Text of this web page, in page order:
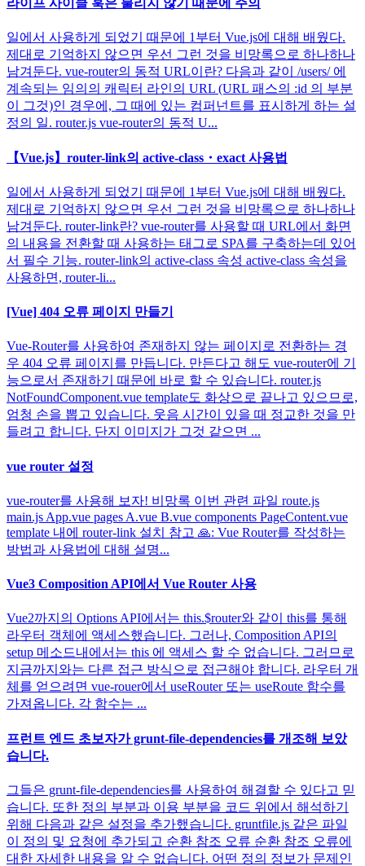
라이프 사이클 훅은 불리지 않기 때문에 주의
일에서 사용하게 되었기 때문에 1부터 Vue.js에 대해 배웠다.
제대로 기억하지 않으면 우선 그런 것을 비망록으로 하나하나
남겨둔다. vue-router의 동적 URL이란? 다음과 같이 /users/ 에
계속되는 임의의 캐릭터 라인의 URL (URL 패스의 :id 의 부분
이 그것)인 경우에, 그 때에 있는 컴퍼넌트를 표시하게 하는 설
정의 일. router.js vue-router의 동적 U...
【Vue.js】router-link의 active-class・exact 사용법
일에서 사용하게 되었기 때문에 1부터 Vue.js에 대해 배웠다.
제대로 기억하지 않으면 우선 그런 것을 비망록으로 하나하나
남겨둔다. router-link란? vue-router를 사용할 때 URL에서 화면
의 내용을 전환할 때 사용하는 태그로 SPA를 구축하는데 있어
서 필수 기능. router-link의 active-class 속성 active-class 속성을
사용하면, router-li...
[Vue] 404 오류 페이지 만들기
Vue-Router를 사용하여 존재하지 않는 페이지로 전환하는 경
우 404 오류 페이지를 만듭니다. 만든다고 해도 vue-router에 기
능으로서 존재하기 때문에 바로 할 수 있습니다. router.js
NotFoundComponent.vue template도 화상으로 끝나고 있으므로,
엄청 손을 뽑고 있습니다. 웃음 시간이 있을 때 정교한 것을 만
들려고 합니다. 단지 이미지가 그것 같으면 ...
vue router 설정
vue-router를 사용해 보자! 비망록 이번 관련 파일 route.js
main.js App.vue pages A.vue B.vue components PageContent.vue
template 내에 router-link 설치 참고 🙏: Vue Router를 작성하는
방법과 사용법에 대해 설명...
Vue3 Composition API에서 Vue Router 사용
Vue2까지의 Options API에서는 this.$router와 같이 this를 통해
라우터 객체에 액세스했습니다. 그러나, Composition API의
setup 메소드내에서는 this 에 액세스 할 수 없습니다. 그러므로
지금까지와는 다른 접근 방식으로 접근해야 합니다. 라우터 개
체를 얻으려면 vue-rouer에서 useRouter 또는 useRoute 함수를
가져옵니다. 각 함수는 ...
프런트 엔드 초보자가 grunt-file-dependencies를 개조해 보았
습니다.
그들은 grunt-file-dependencies를 사용하여 해결할 수 있다고 믿
습니다. 또한 정의 부분과 이용 부분을 코드 위에서 해석하기
위해 다음과 같은 설정을 추가했습니다. gruntfile.js 같은 파일
이 정의 및 요청에 추가되고 순환 참조 오류 순환 참조 오류에
대한 자세한 내용을 알 수 없습니다. 어떤 정의 정보가 문제인